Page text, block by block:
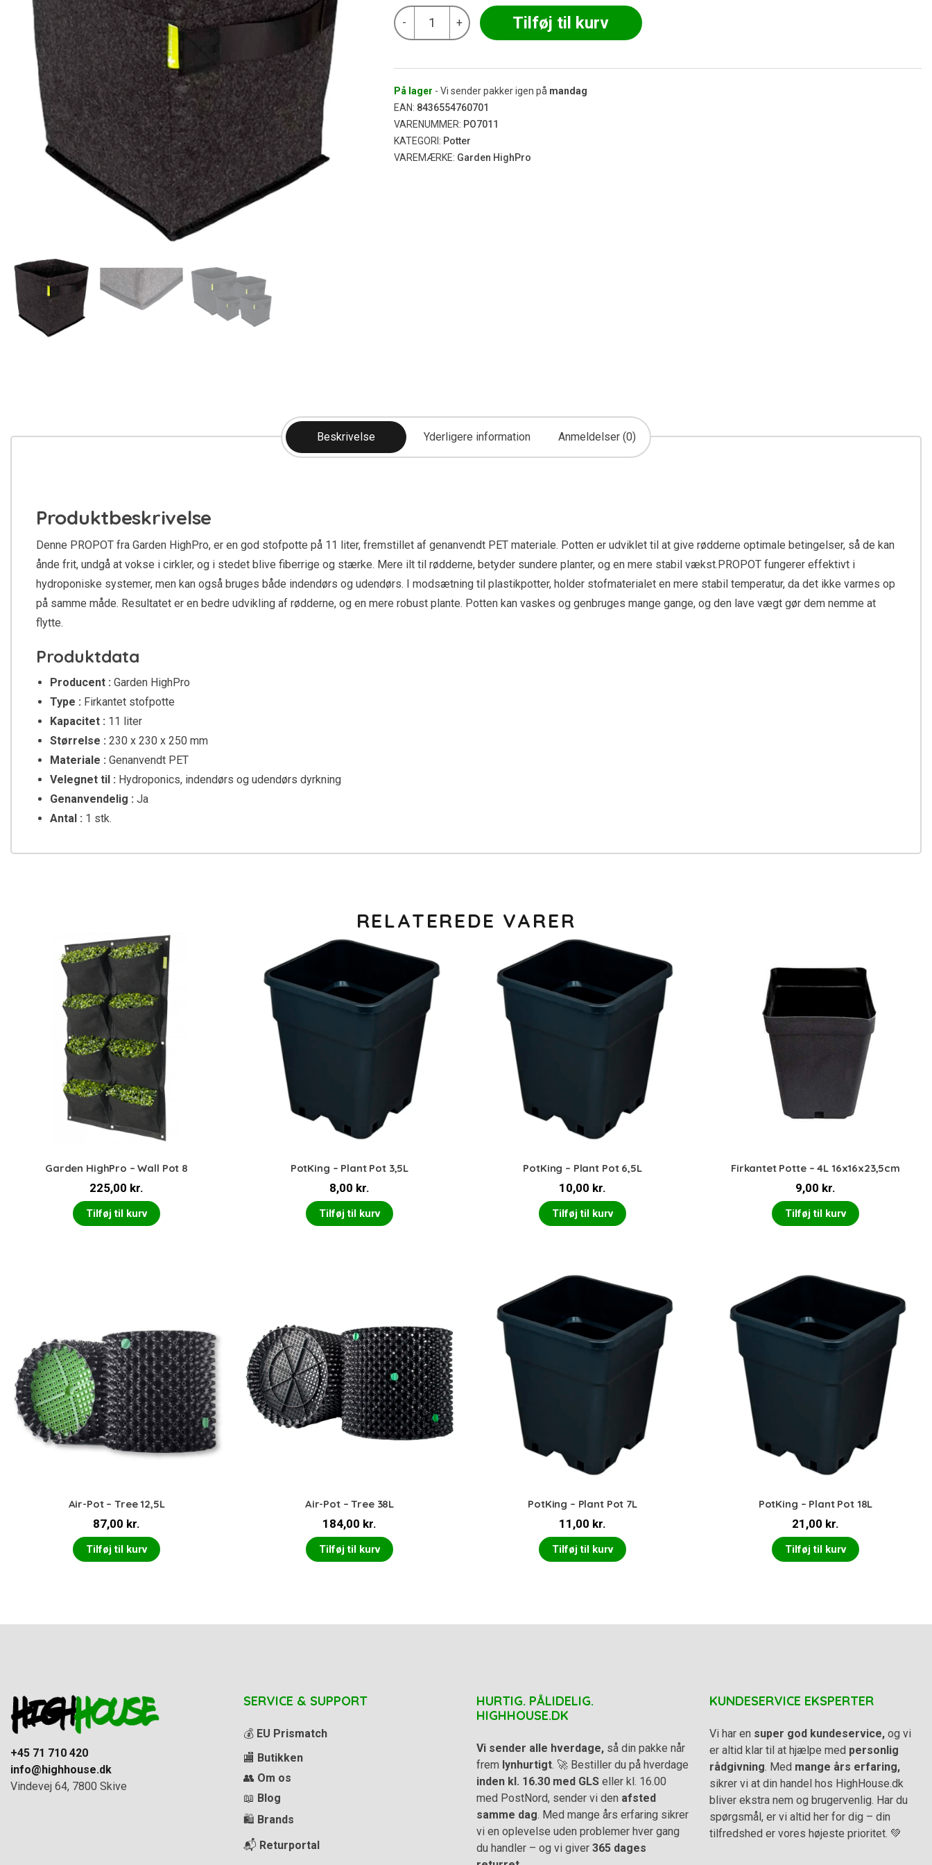
-
Garden
HighPro
-
11L
antal
+ Tilføj til kurv
På lager - Vi sender pakker igen på mandag
EAN: 8436554760701
VARENUMMER: PO7011
KATEGORI: Potter
VAREMÆRKE: Garden HighPro
Beskrivelse Yderligere information Anmeldelser (0)
Produktbeskrivelse
Denne PROPOT fra Garden HighPro, er en god stofpotte på 11 liter, fremstillet af genanvendt PET materiale. Potten er udviklet til at give rødderne optimale betingelser, så de kan
ånde frit, undgå at vokse i cirkler, og i stedet blive fiberrige og stærke. Mere ilt til rødderne, betyder sundere planter, og en mere stabil vækst.PROPOT fungerer effektivt i
hydroponiske systemer, men kan også bruges både indendørs og udendørs. I modsætning til plastikpotter, holder stofmaterialet en mere stabil temperatur, da det ikke varmes op
på samme måde. Resultatet er en bedre udvikling af rødderne, og en mere robust plante. Potten kan vaskes og genbruges mange gange, og den lave vægt gør dem nemme at
flytte.
Produktdata
Producent : Garden HighPro
Type : Firkantet stofpotte
Kapacitet : 11 liter
Størrelse : 230 x 230 x 250 mm
Materiale : Genanvendt PET
Velegnet til : Hydroponics, indendørs og udendørs dyrkning
Genanvendelig : Ja
Antal : 1 stk.
RELATEREDE VARER
Garden HighPro – Wall Pot 8
225,00 kr.
Tilføj til kurv
PotKing – Plant Pot 3,5L
8,00 kr.
Tilføj til kurv
PotKing – Plant Pot 6,5L
10,00 kr.
Tilføj til kurv
Firkantet Potte – 4L 16x16x23,5cm
9,00 kr.
Tilføj til kurv
Air-Pot – Tree 12,5L
87,00 kr.
Tilføj til kurv
Air-Pot – Tree 38L
184,00 kr.
Tilføj til kurv
PotKing – Plant Pot 7L
11,00 kr.
Tilføj til kurv
PotKing – Plant Pot 18L
21,00 kr.
Tilføj til kurv
+45 71 710 420
info@highhouse.dk
Vindevej 64, 7800 Skive
SERVICE & SUPPORT
💰 EU Prismatch
🏬 Butikken
👥 Om os
📖 Blog
🛍️ Brands
📬 Returportal
HURTIG. PÅLIDELIG.
HIGHHOUSE.DK
Vi sender alle hverdage, så din pakke når
frem lynhurtigt . 🚀 Bestiller du på hverdage
inden kl. 16.30 med GLS eller kl. 16.00
med PostNord, sender vi den afsted
samme dag . Med mange års erfaring sikrer
vi en oplevelse uden problemer hver gang
du handler – og vi giver 365 dages
KUNDESERVICE EKSPERTER
Vi har en super god kundeservice, og vi
er altid klar til at hjælpe med personlig
rådgivning . Med mange års erfaring,
sikrer vi at din handel hos HighHouse.dk
bliver ekstra nem og brugervenlig. Har du
spørgsmål, er vi altid her for dig – din
tilfredshed er vores højeste prioritet. 💚